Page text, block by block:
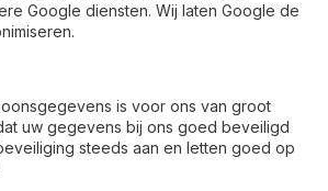
Google diensten. Wij laten Google de
is voor ons van groot
uw gegevens bij ons goed beveiligd
steeds aan en letten goed op